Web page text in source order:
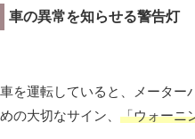
車の異常を知らせる警告灯
車を運転していると、メーター
めの大切なサイン、 「ウォーニ